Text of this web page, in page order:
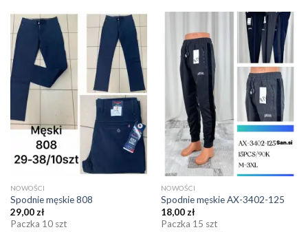
NOWOŚCI
Spodnie męskie 808
29,00zł
Paczka 10 szt
NOWOŚCI
Spodnie męskie AX-3402-125
18,00zł
Paczka 15 szt